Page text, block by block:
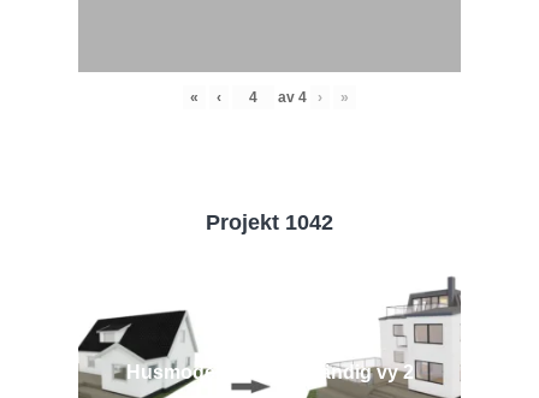
« ‹ av 4 › »
Projekt 1042
Husmodell 1042 - Utvändig vy 2